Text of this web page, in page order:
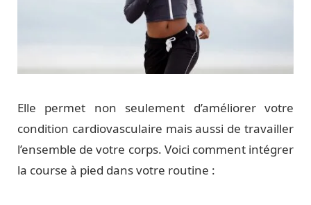
Elle permet non seulement d’améliorer votre
condition cardiovasculaire mais aussi de travailler
l’ensemble de votre corps. Voici comment intégrer
la course à pied dans votre routine :